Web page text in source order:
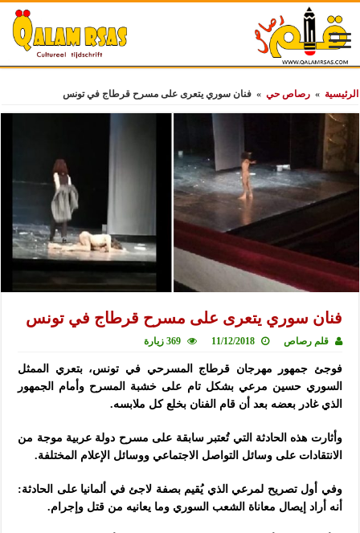
الرئيسية » رصاص حي » فنان سوري يتعرى على مسرح قرطاج في تونس
فنان سوري يتعرى على مسرح قرطاج في تونس
قلم رصاص 11/12/2018 369 زيارة
فوجئ جمهور مهرجان قرطاج المسرحي في تونس، بتعري الممثل
السوري حسين مرعي بشكل تام على خشبة المسرح وأمام الجمهور
الذي غادر بعضه بعد أن قام الفنان بخلع كل ملابسه.
وأثارت هذه الحادثة التي تُعتبر سابقة على مسرح دولة عربية موجة من
الانتقادات على وسائل التواصل الاجتماعي ووسائل الإعلام المختلفة.
وفي أول تصريح لمرعي الذي يُقيم بصفة لاجئ في ألمانيا على الحادثة:
أنه أراد إيصال معاناة الشعب السوري وما يعانيه من قتل وإجرام.